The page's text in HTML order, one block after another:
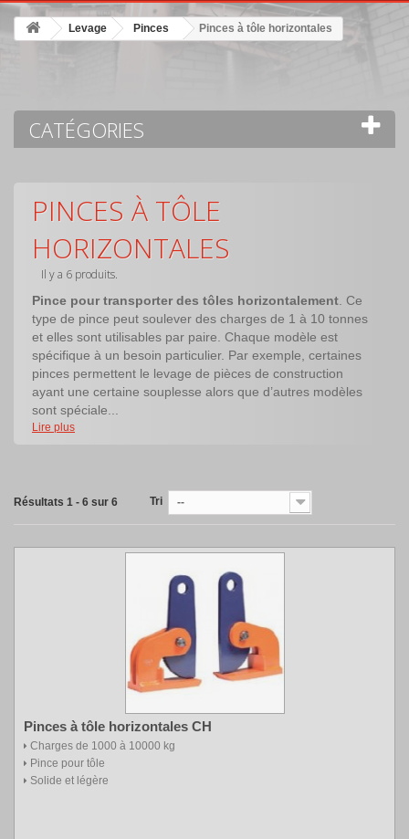
Levage Pinces Pinces à tôle horizontales
CATÉGORIES
PINCES À TÔLE
HORIZONTALES
Il y a 6 produits.
Pince pour transporter des tôles horizontalement . Ce
type de pince peut soulever des charges de 1 à 10 tonnes
et elles sont utilisables par paire. Chaque modèle est
spécifique à un besoin particulier. Par exemple, certaines
pinces permettent le levage de pièces de construction
ayant une certaine souplesse alors que d’autres modèles
sont spéciale...
Lire plus
Résultats 1 - 6 sur 6 Tri --
Pinces à tôle horizontales CH
Charges de 1000 à 10000 kg
Pince pour tôle
Solide et légère